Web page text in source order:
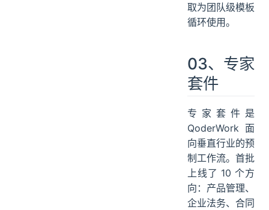
取为团队级模板
循环使用。
03、专家
套件
专家套件是
QoderWork 面
向垂直行业的预
制工作流。首批
上线了 10 个方
向：产品管理、
企业法务、合同